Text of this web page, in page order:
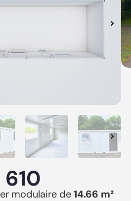
610
modulaire de14.66 m²